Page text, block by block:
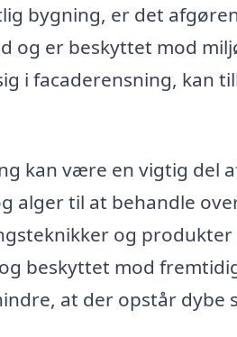
bygning, er det
og er beskyttet mod
i facaderensning, kan
kan være en vigtig del
alger til at behandle
og
beskyttet mod
at der opstår dybe